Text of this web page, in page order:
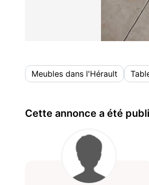
Meubles dans l'Hérault
Cette annonce a été